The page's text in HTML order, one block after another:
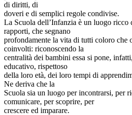
di diritti, di
doveri e di semplici regole condivise.
La Scuola dell’Infanzia è un luogo ricco
rapporti, che segnano
profondamente la vita di tutti coloro che
coinvolti: riconoscendo la
centralità dei bambini essa si pone,
educativo, rispettoso
della loro età, dei loro tempi di
Ne deriva che la
Scuola sia un luogo per incontrarsi, per
comunicare, per scoprire, per
crescere ed imparare.